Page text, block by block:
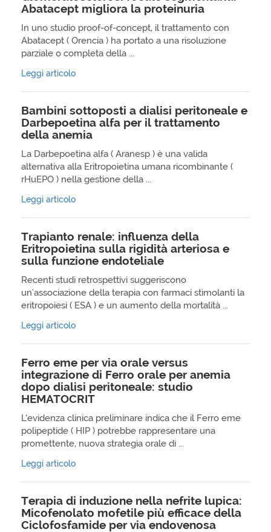
Abatacept migliora la proteinuria
In uno studio proof-of-concept, il trattamento con
Abatacept ( Orencia ) ha portato a una risoluzione
parziale o completa della ...
Leggi articolo
Bambini sottoposti a dialisi peritoneale e
Darbepoetina alfa per il trattamento
della anemia
La Darbepoetina alfa ( Aranesp ) è una valida
alternativa alla Eritropoietina umana ricombinante (
rHuEPO ) nella gestione della ...
Leggi articolo
Trapianto renale: influenza della
Eritropoietina sulla rigidità arteriosa e
sulla funzione endoteliale
Recenti studi retrospettivi suggeriscono
un'associazione della terapia con farmaci stimolanti la
eritropoiesi ( ESA ) e un aumento della mortalità ...
Leggi articolo
Ferro eme per via orale versus
integrazione di Ferro orale per anemia
dopo dialisi peritoneale: studio
HEMATOCRIT
L’evidenza clinica preliminare indica che il Ferro eme
polipeptide ( HIP ) potrebbe rappresentare una
promettente, nuova strategia orale di ...
Leggi articolo
Terapia di induzione nella nefrite lupica:
Micofenolato mofetile più efficace della
Ciclofosfamide per via endovenosa